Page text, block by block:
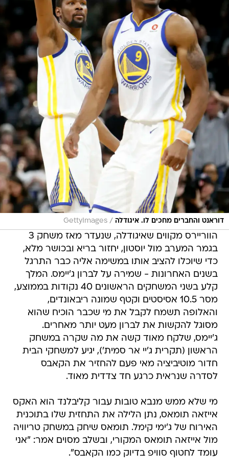
דוראנט והחברים מחכים לו. איגודלה /
GettyImages
הווריירס מקווים שאיגודלה, שנעדר מאז משחק 3
בגמר המערב מול יוסטון, יחזור בריא ובכושר מלא,
כדי שיוכלו להציב אותו במשימה אליה כבר התרגל
בשנים האחרונות - שמירה על לברון ג'יימס. המלך
קלע בשני המשחקים הראשונים 40 נקודות בממוצע,
מסר 10.5 אסיסטים וקטף שמונה ריבאונדים,
והאלופה תשמח לקבל את מי שכבר הוכיח שהוא
מסוגל להקשות את לברון מעט יותר מאחרים.
ג'יימס, שלקח מאוד קשה את מה שקרה במשחק
הראשון (תקרית ג'יי אר סמית'), יגיע למשחקי הבית
חדור מוטיביציה מאי פעם להחזיר את הקאבס
לסדרה שנראית כרגע חד צדדית מאוד.
מי שלא ממש מנבא טובות עבור קליבלנד הוא האקס
אייזאה תומאס, נתן הלילה את התחזית שלו בתוכנית
האירוח של ג'ימי קימל. תומאס שיחק במשחק טריוויה
מול אייזאה תומאס המקורי, ובשלב מסוים אמר: "אני
עומד לחטוף סוויפ בדיוק כמו הקאבס".